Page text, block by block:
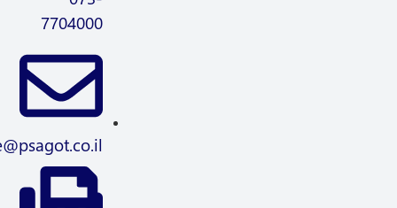
7704000
Trade@psagot.co.il